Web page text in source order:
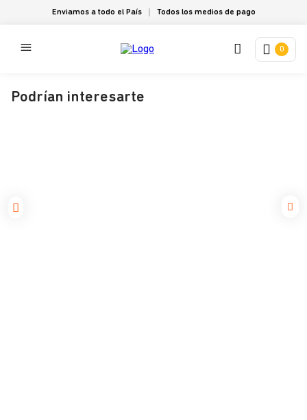
Enviamos a todo el País Todos los medios de pago
0
Podrían interesarte